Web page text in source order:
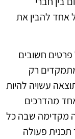
אחד להבין את
חשובים
רק
עשויה להיות
מהדרכים
מקדימה שבה כל
תכנית פעולה